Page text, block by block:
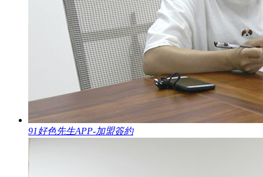
91好色先生APP-加盟簽約